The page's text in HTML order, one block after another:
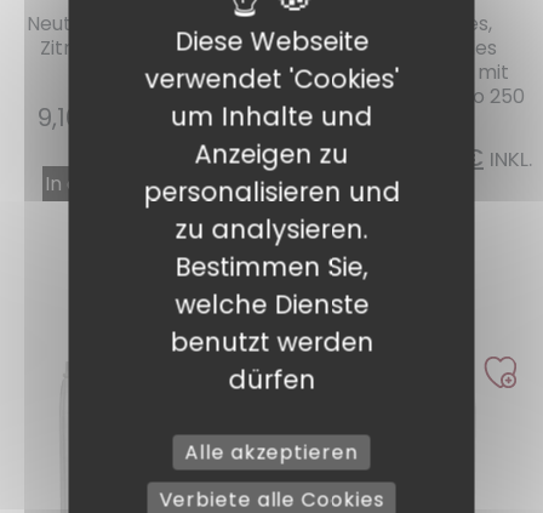
Neutraler Reiniger mit
Zitronenduft 5 Liter
9,16 INKL. MWST.
In den Warenkorb
Desinfizierendes,
geruchsneutrales
Reinigungsmittel mit
Raumduft 20ml pro 250
37,55 € INKL.
MWST.
Weiterlesen
Diese Webseite
verwendet 'Cookies'
um Inhalte und
Anzeigen zu
personalisieren und
zu analysieren.
Bestimmen Sie,
welche Dienste
benutzt werden
dürfen
Alle akzeptieren
Verbiete alle Cookies